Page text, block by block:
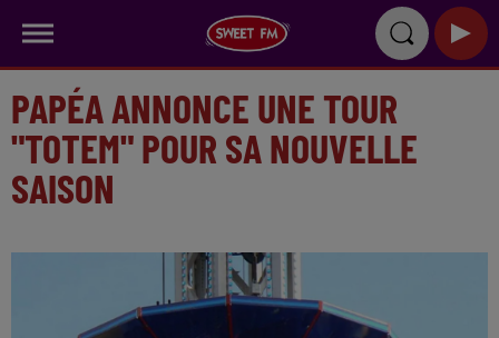
PAPÉA ANNONCE UNE TOUR
"TOTEM" POUR SA NOUVELLE
SAISON